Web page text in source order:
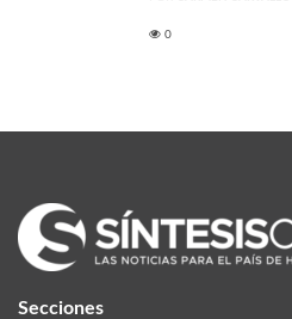
0
Secciones